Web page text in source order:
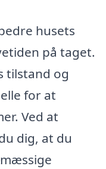
husets
på taget.
tilstand og
for at
Ved at
dig, at du